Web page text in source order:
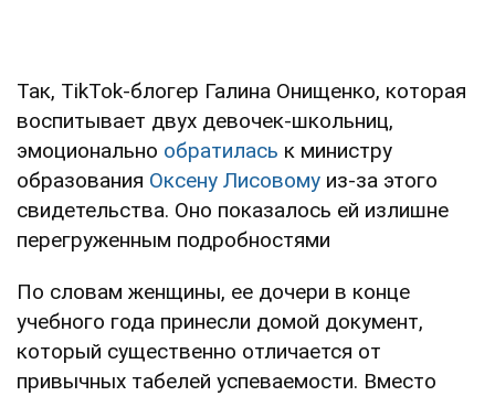
Так, TikTok-блогер Галина Онищенко, которая
воспитывает двух девочек-школьниц,
эмоционально обратилась к министру
образования Оксену Лисовому из-за этого
свидетельства. Оно показалось ей излишне
перегруженным подробностями
По словам женщины, ее дочери в конце
учебного года принесли домой документ,
который существенно отличается от
привычных табелей успеваемости. Вместо